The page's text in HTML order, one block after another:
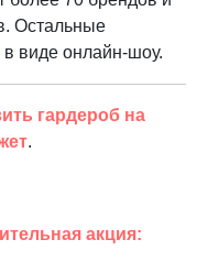
Остальные
в виде онлайн-шоу.
гардероб на
.
акция: